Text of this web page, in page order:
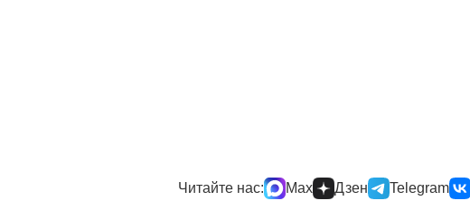
Читайте нас: Max Дзен Telegram